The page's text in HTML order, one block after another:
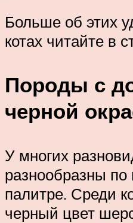
Больше об этих
котах читайте в
Породы с
черной
У многих
разнообразны по
палитре. Среди
черный цвет